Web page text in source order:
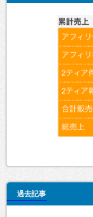
過去記事